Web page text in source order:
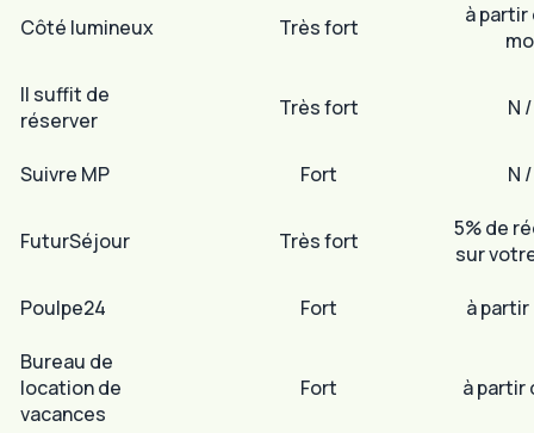
Côté lumineux Très fort
à partir
Il suffit de
réserver
Très fort N
Suivre MP Fort N
FuturSéjour Très fort
5% de
sur
Poulpe24 Fort à
Bureau de
location de
vacances
Fort à partir